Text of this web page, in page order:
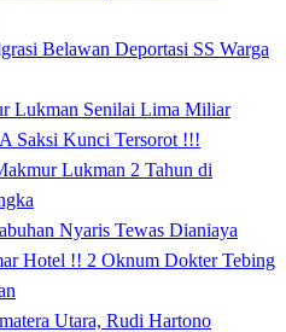
Belawan Deportasi SS Warga
Lukman Senilai Lima Miliar
Saksi Kunci Tersorot !!!
Lukman 2 Tahun di
Nyaris Tewas Dianiaya
Hotel !! 2 Oknum Dokter Tebing
Utara, Rudi Hartono